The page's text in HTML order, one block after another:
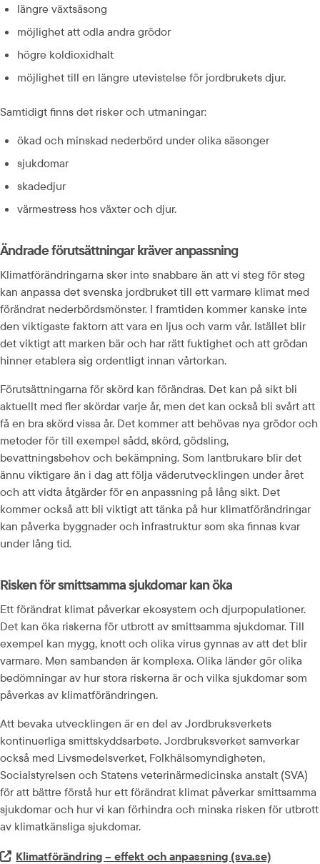
längre växtsäsong
möjlighet att odla andra grödor
högre koldioxidhalt
möjlighet till en längre utevistelse för jordbrukets djur.
Samtidigt finns det risker och utmaningar:
ökad och minskad nederbörd under olika säsonger
sjukdomar
skadedjur
värmestress hos växter och djur.
Ändrade förutsättningar kräver anpassning
Klimatförändringarna sker inte snabbare än att vi steg för steg
kan anpassa det svenska jordbruket till ett varmare klimat med
förändrat nederbördsmönster. I framtiden kommer kanske inte
den viktigaste faktorn att vara en ljus och varm vår. Istället blir
det viktigt att marken bär och har rätt fuktighet och att grödan
hinner etablera sig ordentligt innan vårtorkan.
Förutsättningarna för skörd kan förändras. Det kan på sikt bli
aktuellt med fler skördar varje år, men det kan också bli svårt att
få en bra skörd vissa år. Det kommer att behövas nya grödor och
metoder för till exempel sådd, skörd, gödsling,
bevattningsbehov och bekämpning. Som lantbrukare blir det
ännu viktigare än i dag att följa väderutvecklingen under året
och att vidta åtgärder för en anpassning på lång sikt. Det
kommer också att bli viktigt att tänka på hur klimatförändringar
kan påverka byggnader och infrastruktur som ska finnas kvar
under lång tid.
Risken för smittsamma sjukdomar kan öka
Ett förändrat klimat påverkar ekosystem och djurpopulationer.
Det kan öka riskerna för utbrott av smittsamma sjukdomar. Till
exempel kan mygg, knott och olika virus gynnas av att det blir
varmare. Men sambanden är komplexa. Olika länder gör olika
bedömningar av hur stora riskerna är och vilka sjukdomar som
påverkas av klimatförändringen.
Att bevaka utvecklingen är en del av Jordbruksverkets
kontinuerliga smittskyddsarbete. Jordbruksverket samverkar
också med Livsmedelsverket, Folkhälsomyndigheten,
Socialstyrelsen och Statens veterinärmedicinska anstalt (SVA)
för att bättre förstå hur ett förändrat klimat påverkar smittsamma
sjukdomar och hur vi kan förhindra och minska risken för utbrott
av klimatkänsliga sjukdomar.
Extern länk.
Klimatförändring – effekt och anpassning (sva.se)